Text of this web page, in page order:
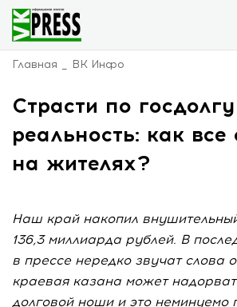
Главная ВК Инфо
Страсти по
реальность: как все
на жителях?
Наш край накопил
136,3 миллиарда рублей. В
в прессе нередко звучат слова
краевая казана может
долговой ноши и это неминуемо